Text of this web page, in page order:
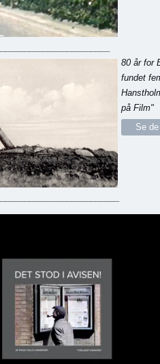
80 år for
fundet
på Film"
Se